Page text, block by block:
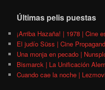
Últimas pelis puestas
¡Arriba Hazaña! | 1978 | Cine
El judío Süss | Cine
Una monja en pecado |
Bismarck | La Unificación
Cuando cae la noche |